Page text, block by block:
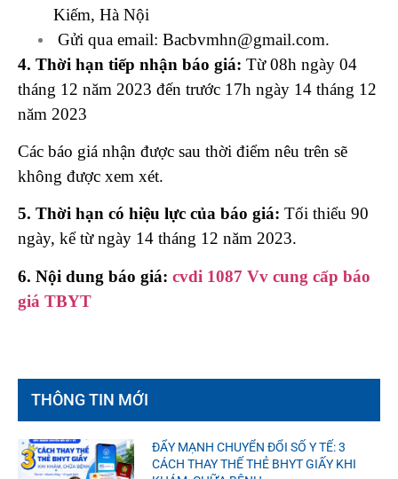
Kiếm, Hà Nội
Gửi qua email: Bacbvmhn@gmail.com.
4. Thời hạn tiếp nhận báo giá: Từ 08h ngày 04
tháng 12 năm 2023 đến trước 17h ngày 14 tháng 12
năm 2023
Các báo giá nhận được sau thời điểm nêu trên sẽ
không được xem xét.
5. Thời hạn có hiệu lực của báo giá: Tối thiểu 90
ngày, kể từ ngày 14 tháng 12 năm 2023.
6. Nội dung báo giá: cvdi 1087 Vv cung cấp báo
giá TBYT
THÔNG TIN MỚI
ĐẨY MẠNH CHUYỂN ĐỔI SỐ Y TẾ: 3
CÁCH THAY THẾ THẺ BHYT GIẤY KHI